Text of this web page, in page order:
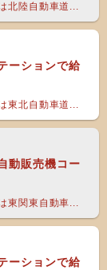
北陸自動車道...
ーションで給
東北自動車道...
動販売機コー
東関東自動車...
ーションで給